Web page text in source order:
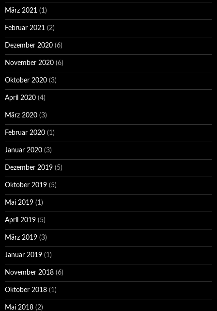
März 2021 (1)
Februar 2021 (2)
Dezember 2020 (6)
November 2020 (6)
Oktober 2020 (3)
April 2020 (4)
März 2020 (3)
Februar 2020 (1)
Januar 2020 (3)
Dezember 2019 (5)
Oktober 2019 (5)
Mai 2019 (1)
April 2019 (5)
März 2019 (3)
Januar 2019 (1)
November 2018 (6)
Oktober 2018 (1)
Mai 2018 (2)